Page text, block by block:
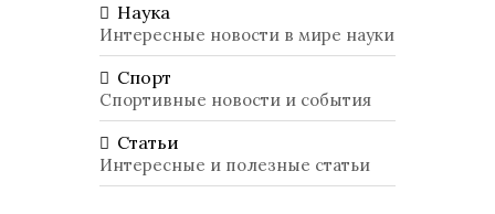
Наука
Интересные новости в мире науки
Спорт
Спортивные новости и события
Статьи
Интересные и полезные статьи